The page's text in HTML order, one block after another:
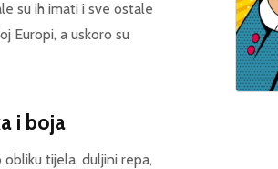
su ih imati i sve ostale
Europi, a uskoro su
i boja
tijela, duljini repa,